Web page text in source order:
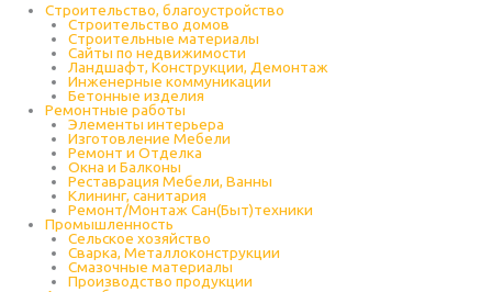
Строительство, благоустройство
Строительство домов
Строительные материалы
Сайты по недвижимости
Ландшафт, Конструкции, Демонтаж
Инженерные коммуникации
Бетонные изделия
Ремонтные работы
Элементы интерьера
Изготовление Мебели
Ремонт и Отделка
Окна и Балконы
Реставрация Мебели, Ванны
Клининг, санитария
Ремонт/Монтаж Сан(Быт)техники
Промышленность
Cельское хозяйство
Сварка, Металлоконструкции
Cмазочные материалы
Производство продукции